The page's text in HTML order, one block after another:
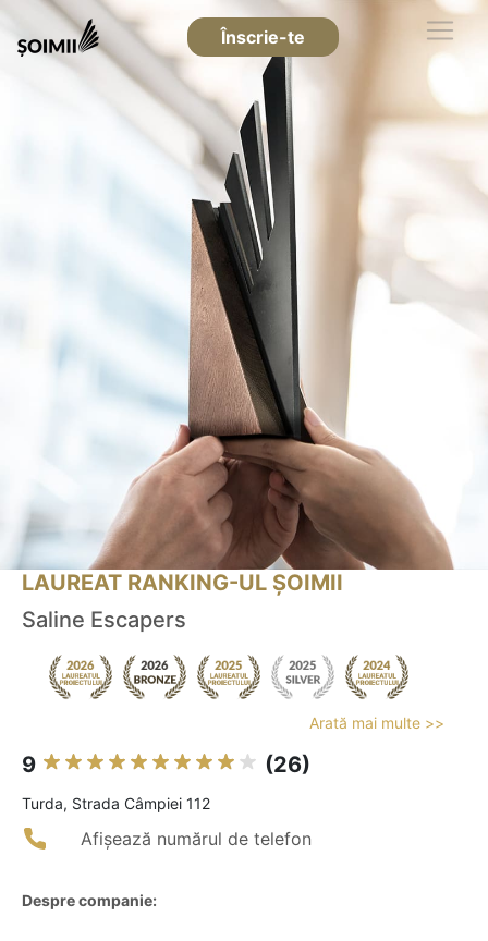
Înscrie-te
LAUREAT RANKING-UL ȘOIMII
Saline Escapers
Arată mai multe >>
9 (26)
Turda, Strada Câmpiei 112
Afișează numărul de telefon
Despre companie: